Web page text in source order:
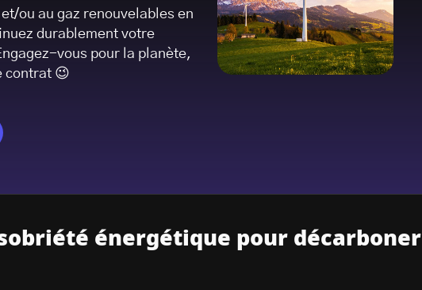
ou au gaz renouvelables en
durablement votre
vous pour la planète,
contrat 😉
énergétique pour décarboner